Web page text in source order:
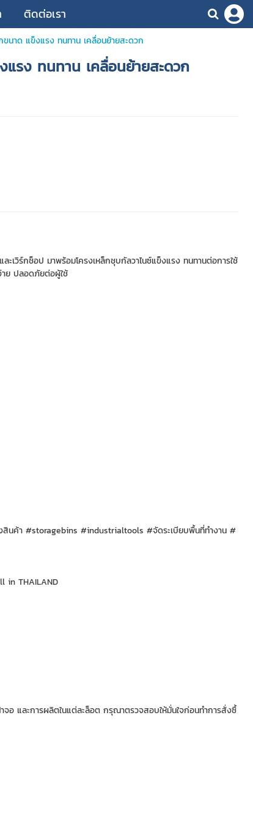
ติดต่อเรา
นาด แข็งแรง ทนทาน เคลื่อนย้ายสะดวก
แรง ทนทาน เคลื่อนย้ายสะดวก
เวิร์กช็อป มาพร้อมโครงเหล็กชุบกัลวาไนซ์แข็งแรง ทนทานต่อการใช้
ย ปลอดภัยต่อผู้ใช้
สินค้า #storagebins #industrialtools #จัดระเบียบพื้นที่ทำงาน #
in THAILAND
อ และการผลิตในแต่ละล็อต กรุณาตรวจสอบให้มั่นใจก่อนทำการสั่งซื้